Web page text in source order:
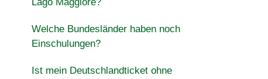
Welche Bundesländer haben noch
Einschulungen?
Ist mein Deutschlandticket ohne